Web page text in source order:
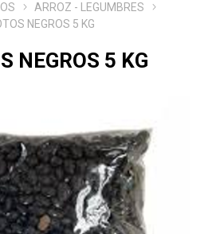
ARROZ - LEGUMBRES
NEGROS 5 KG
NEGROS 5 KG